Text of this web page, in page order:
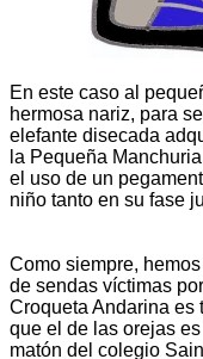
En este caso al
hermosa nariz, para
elefante disecada
la Pequeña
el uso de un
niño tanto en su fase
Como siempre,
de sendas víctimas
Croqueta Andarina es
que el de las orejas
matón del colegio